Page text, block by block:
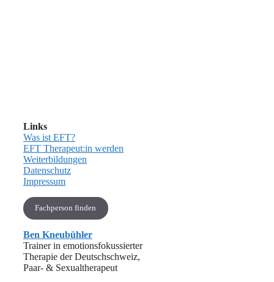
Links
Was ist EFT?
EFT Therapeut:in werden
Weiterbildungen
Datenschutz
Impressum
Fachperson finden
Ben Kneubühler
Trainer in emotionsfokussierter
Therapie der Deutschschweiz,
Paar- & Sexualtherapeut